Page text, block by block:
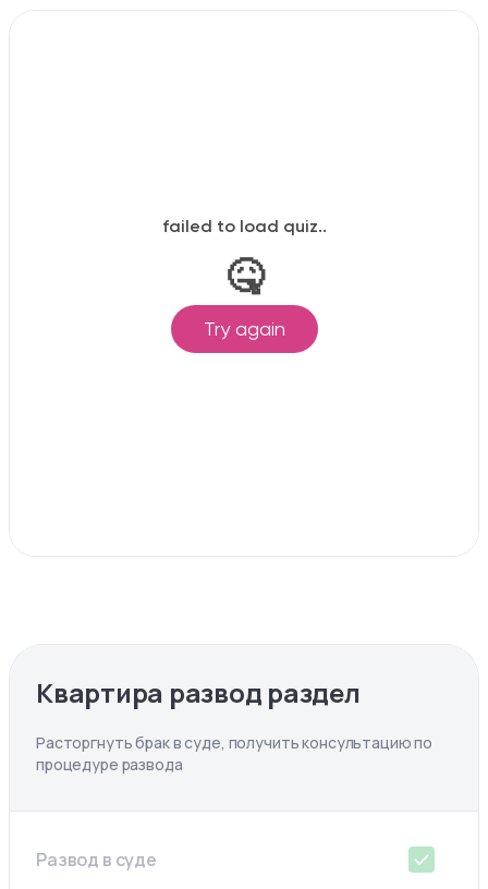
Квартира развод раздел
Расторгнуть брак в суде, получить консультацию по
процедуре развода
Развод в суде